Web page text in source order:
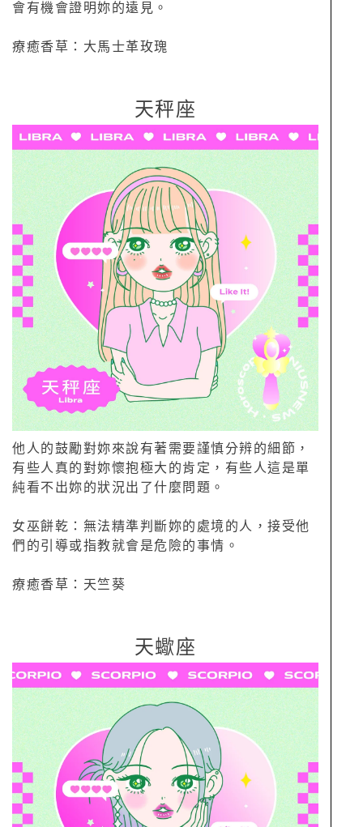
會有機會證明妳的遠見。
療癒香草：大馬士革玫瑰
天秤座
他人的鼓勵對妳來說有著需要謹慎分辨的細節，
有些人真的對妳懷抱極大的肯定，有些人這是單
純看不出妳的狀況出了什麼問題。
女巫餅乾：無法精準判斷妳的處境的人，接受他
們的引導或指教就會是危險的事情。
療癒香草：天竺葵
天蠍座